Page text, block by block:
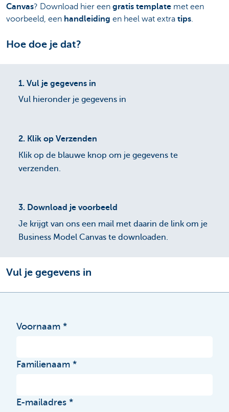
Canvas? Download hier een gratis template met een
voorbeeld, een handleiding en heel wat extra tips.
Hoe doe je dat?
1. Vul je gegevens in
Vul hieronder je gegevens in
2. Klik op Verzenden
Klik op de blauwe knop om je gegevens te
verzenden.
3. Download je voorbeeld
Je krijgt van ons een mail met daarin de link om je
Business Model Canvas te downloaden.
Vul je gegevens in
Voornaam
Familienaam
E-mailadres